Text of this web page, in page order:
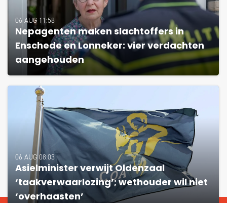
06 AUG 11:58
Nepagenten maken slachtoffers in
Enschede en Lonneker: vier verdachten
aangehouden
06 AUG 08:03
Asielminister verwijt Oldenzaal
‘taakverwaarlozing’; wethouder wil niet
‘overhaasten’